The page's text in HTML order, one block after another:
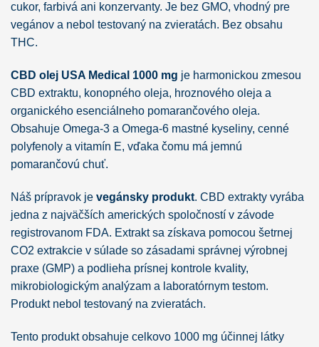
cukor, farbivá ani konzervanty. Je bez GMO, vhodný pre
vegánov a nebol testovaný na zvieratách. Bez obsahu
THC.
CBD olej USA Medical 1000 mg je harmonickou zmesou
CBD extraktu, konopného oleja, hroznového oleja a
organického esenciálneho pomarančového oleja.
Obsahuje Omega-3 a Omega-6 mastné kyseliny, cenné
polyfenoly a vitamín E, vďaka čomu má jemnú
pomarančovú chuť.
Náš prípravok je vegánsky produkt. CBD extrakty vyrába
jedna z najväčších amerických spoločností v závode
registrovanom FDA. Extrakt sa získava pomocou šetrnej
CO2 extrakcie v súlade so zásadami správnej výrobnej
praxe (GMP) a podlieha prísnej kontrole kvality,
mikrobiologickým analýzam a laboratórnym testom.
Produkt nebol testovaný na zvieratách.
Tento produkt obsahuje celkovo 1000 mg účinnej látky